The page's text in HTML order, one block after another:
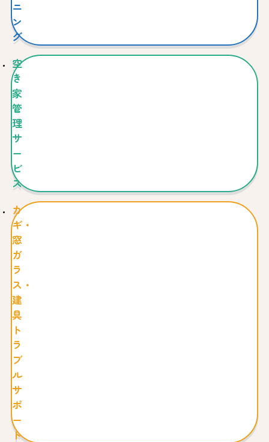
ニ
ン
グ
空
き
家
管
理
サ
ー
ビ
ス
カ
ギ・
窓
ガ
ラ
ス・
建
具
ト
ラ
ブ
ル
サ
ポ
ー
ト